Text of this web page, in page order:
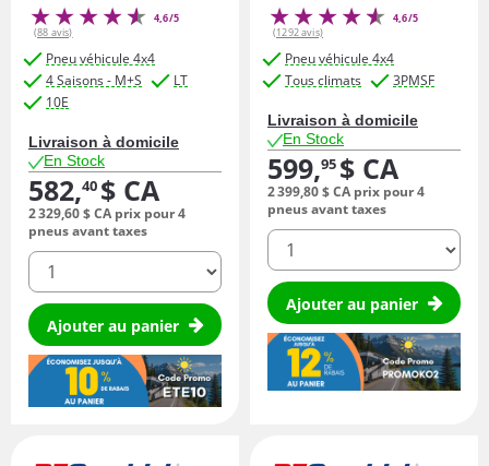
4,6/5
(88 avis)
Pneu véhicule 4x4
4 Saisons - M+S
LT
10E
Livraison à domicile
En Stock
582,40 $ CA
2 329,60$ CA prix pour 4
pneus avant taxes
quantité
Ajouter au panier
4,6/5
(1292 avis)
Pneu véhicule 4x4
Tous climats
3PMSF
Livraison à domicile
En Stock
599,95 $ CA
2 399,80$ CA prix pour 4
pneus avant taxes
quantité
Ajouter au panier